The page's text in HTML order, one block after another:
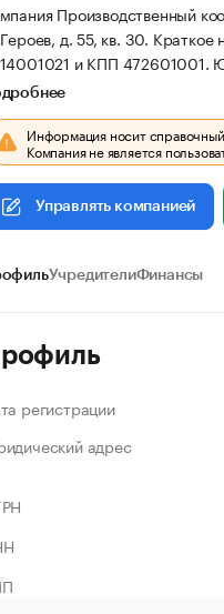
Производственный
д. 55, кв. 30. Краткое
и КПП 472601001.
Информация носит
Компания не является
Управлять компанией
УчредителиФинансы
регистрации
адрес